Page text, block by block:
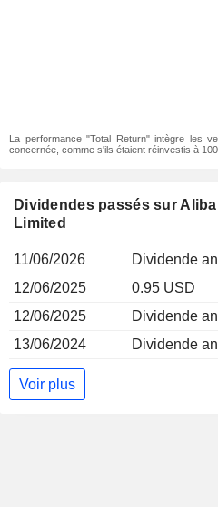
La performance "Total Return" intègre les
concernée, comme s'ils étaient réinvestis à
Dividendes passés sur
Limited
11/06/2026
Dividende
12/06/2025
0.95 USD
12/06/2025
Dividende
13/06/2024
Dividende
Voir plus